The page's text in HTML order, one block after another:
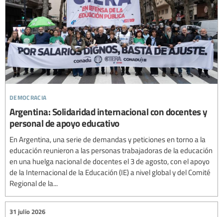
democracia
Argentina: Solidaridad internacional con docentes y
personal de apoyo educativo
En Argentina, una serie de demandas y peticiones en torno a la
educación reunieron a las personas trabajadoras de la educación
en una huelga nacional de docentes el 3 de agosto, con el apoyo
de la Internacional de la Educación (IE) a nivel global y del Comité
Regional de la...
31 julio 2026